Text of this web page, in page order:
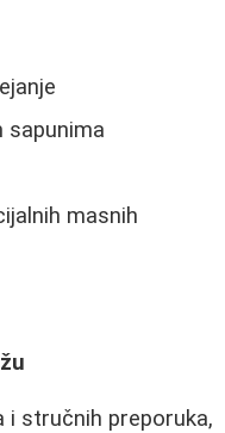
sapunima
masnih
i stručnih preporuka,